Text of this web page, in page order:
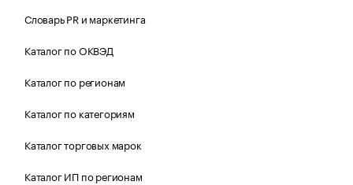
Словарь PR и маркетинга
Каталог по ОКВЭД
Каталог по регионам
Каталог по категориям
Каталог торговых марок
Каталог ИП по регионам